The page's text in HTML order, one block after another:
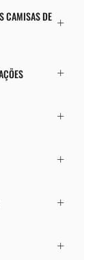
CAMISAS DE